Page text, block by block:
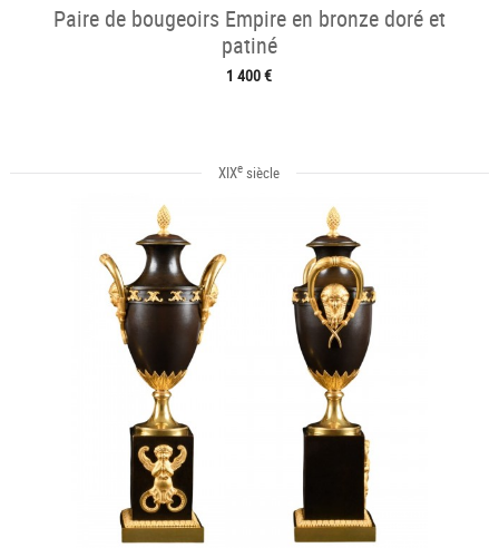
Paire de bougeoirs Empire en bronze doré et
patiné
1 400 €
XIXe siècle